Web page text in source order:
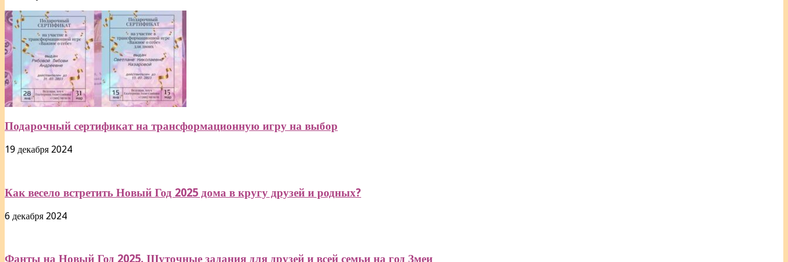
Подарочный сертификат на трансформационную игру на выбор
19 декабря 2024
Как весело встретить Новый Год 2025 дома в кругу друзей и родных?
6 декабря 2024
Фанты на Новый Год 2025. Шуточные задания для друзей и всей семьи на год Змеи